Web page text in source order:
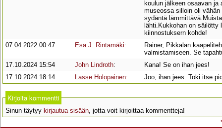
koulun jälkeen osaavan
museossa silloin oli
sydäntä
lähti.Kukkohan on
kiinnostuksern kohde!
07.04.2022 00:47
Esa J. Rintamäki:
Rainer, Pikkalan
valmistamiseen. Se
17.10.2024 15:54
John Lindroth:
Kana! Se on ihan jees!
17.10.2024 18:14
Lasse Holopainen: Joo, ihan jees. Toki itse
Kirjoita kommentti
Sinun täytyy kirjautua sisään, jotta voit kirjoittaa kommentteja!